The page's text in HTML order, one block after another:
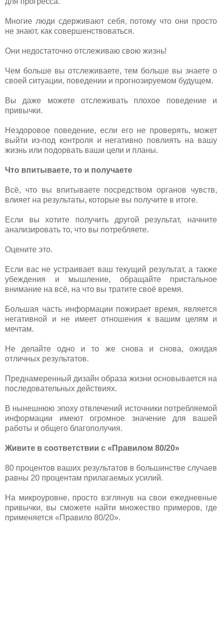
Многие люди сдерживают себя, потому что они просто
не знают, как совершенствоваться.
Они недостаточно отслеживаю свою жизнь!
Чем больше вы отслеживаете, тем больше вы знаете о
своей ситуации, поведении и прогнозируемом будущем.
Вы даже можете отслеживать плохое поведение и
привычки.
Нездоровое поведение, если его не проверять, может
выйти из-под контроля и негативно повлиять на вашу
жизнь или подорвать ваши цели и планы.
Что впитываете, то и получаете
Всё, что вы впитываете посредством органов чувств,
влияет на результаты, которые вы получите в итоге.
Если вы хотите получить другой результат, начните
анализировать то, что вы потребляете.
Оцените это.
Если вас не устраивает ваш текущий результат, а также
убеждения и мышление, обращайте пристальное
внимание на всё, на что вы тратите своё время.
Большая часть информации пожирает время, является
негативной и не имеет отношения к вашим целям и
мечтам.
Не делайте одно и то же снова и снова, ожидая
отличных результатов.
Преднамеренный дизайн образа жизни основывается на
последовательных действиях.
В нынешнюю эпоху отвлечений источники потребляемой
информации имеют огромное значение для вашей
работы и общего благополучия.
Живите в соответствии с «Правилом 80/20»
80 процентов ваших результатов в большинстве случаев
равны 20 процентам прилагаемых усилий.
На микроуровне, просто взглянув на свои ежедневные
привычки, вы сможете найти множество примеров, где
применяется «Правило 80/20».